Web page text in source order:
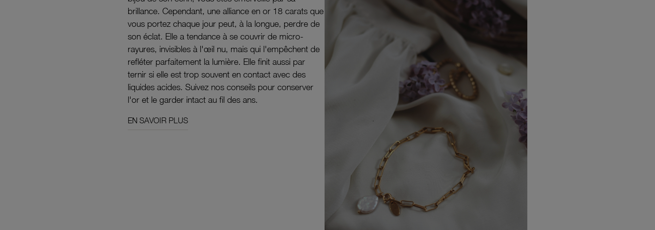
brillance. Cependant, une alliance en or 18 carats que
vous portez chaque jour peut, à la longue, perdre de
son éclat. Elle a tendance à se couvrir de micro-
rayures, invisibles à l'œil nu, mais qui l'empêchent de
refléter parfaitement la lumière. Elle finit aussi par
ternir si elle est trop souvent en contact avec des
liquides acides. Suivez nos conseils pour conserver
l'or et le garder intact au fil des ans.
EN SAVOIR PLUS